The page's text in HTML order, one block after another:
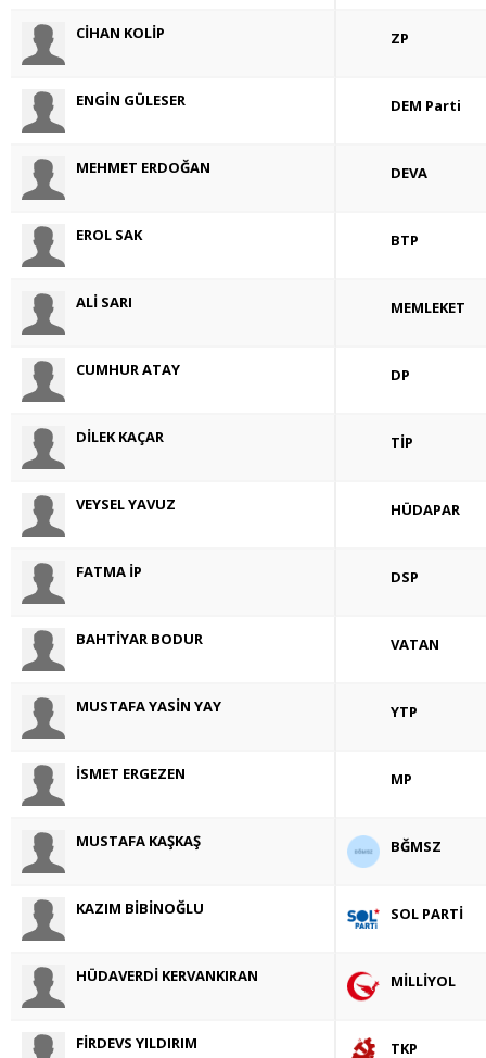
CİHAN KOLİP ZP
ENGİN GÜLESER DEM Parti
MEHMET ERDOĞAN DEVA
EROL SAK BTP
ALİ SARI MEMLEKET
CUMHUR ATAY DP
DİLEK KAÇAR TİP
VEYSEL YAVUZ HÜDAPAR
FATMA İP DSP
BAHTİYAR BODUR VATAN
MUSTAFA YASİN YAY YTP
İSMET ERGEZEN MP
MUSTAFA KAŞKAŞ BĞMSZ
KAZIM BİBİNOĞLU SOL PARTİ
HÜDAVERDİ KERVANKIRAN MİLLİYOL
FİRDEVS YILDIRIM TKP